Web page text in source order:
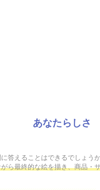
あなたらしさ
答えることはできるでしょう
ら最終的な絵を描き、商品・